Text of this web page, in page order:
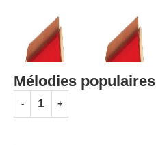
Mélodies populaires